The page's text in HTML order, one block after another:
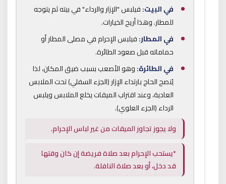
في البيت:فيلبس "الإزار والرداء" في بيته ثم يتوجه
للمطار. وهذا أريح الخيارات.
في المطار:فيلبس الإحرام في مصلى المطار أو
حماماته قبل صعود الطائرة.
في الطائرة:وهو الأصعب بسبب ضيق المكان، لذا
يُنصح الحاج بارتداء الإزار (الجزء السفلي) تحت الملابس
العادية، وعند اقتراب الميقات يخلع الملابس ويلبس
الرداء (الجزء العلوي).
ولا يجوز تجاوز الميقات من غير لباس الإحرام.
*يستحب الإحرام بعد صلاة فريضة إن كان وقتها
قد دخل، أو بعد صلاة النافلة.